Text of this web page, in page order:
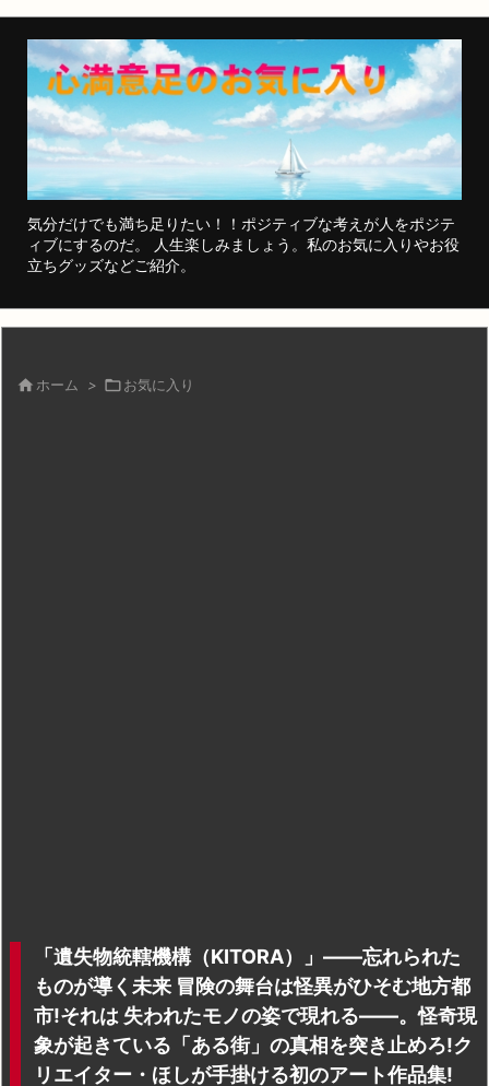
気分だけでも満ち足りたい！！ポジティブな考えが人をポジテ
ィブにするのだ。 人生楽しみましょう。私のお気に入りやお役
立ちグッズなどご紹介。
 ホーム > お気に入り
「遺失物統轄機構（KITORA）」——忘れられた
ものが導く未来 冒険の舞台は怪異がひそむ地方都
市!それは 失われたモノの姿で現れる――。怪奇現
象が起きている「ある街」の真相を突き止めろ!ク
リエイター・ほしが手掛ける初のアート作品集!